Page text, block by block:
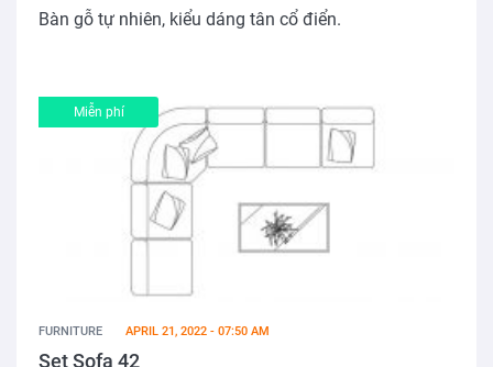
Bàn gỗ tự nhiên, kiểu dáng tân cổ điển.
Miễn phí
FURNITURE APRIL 21, 2022 - 07:50 AM
Set Sofa 42